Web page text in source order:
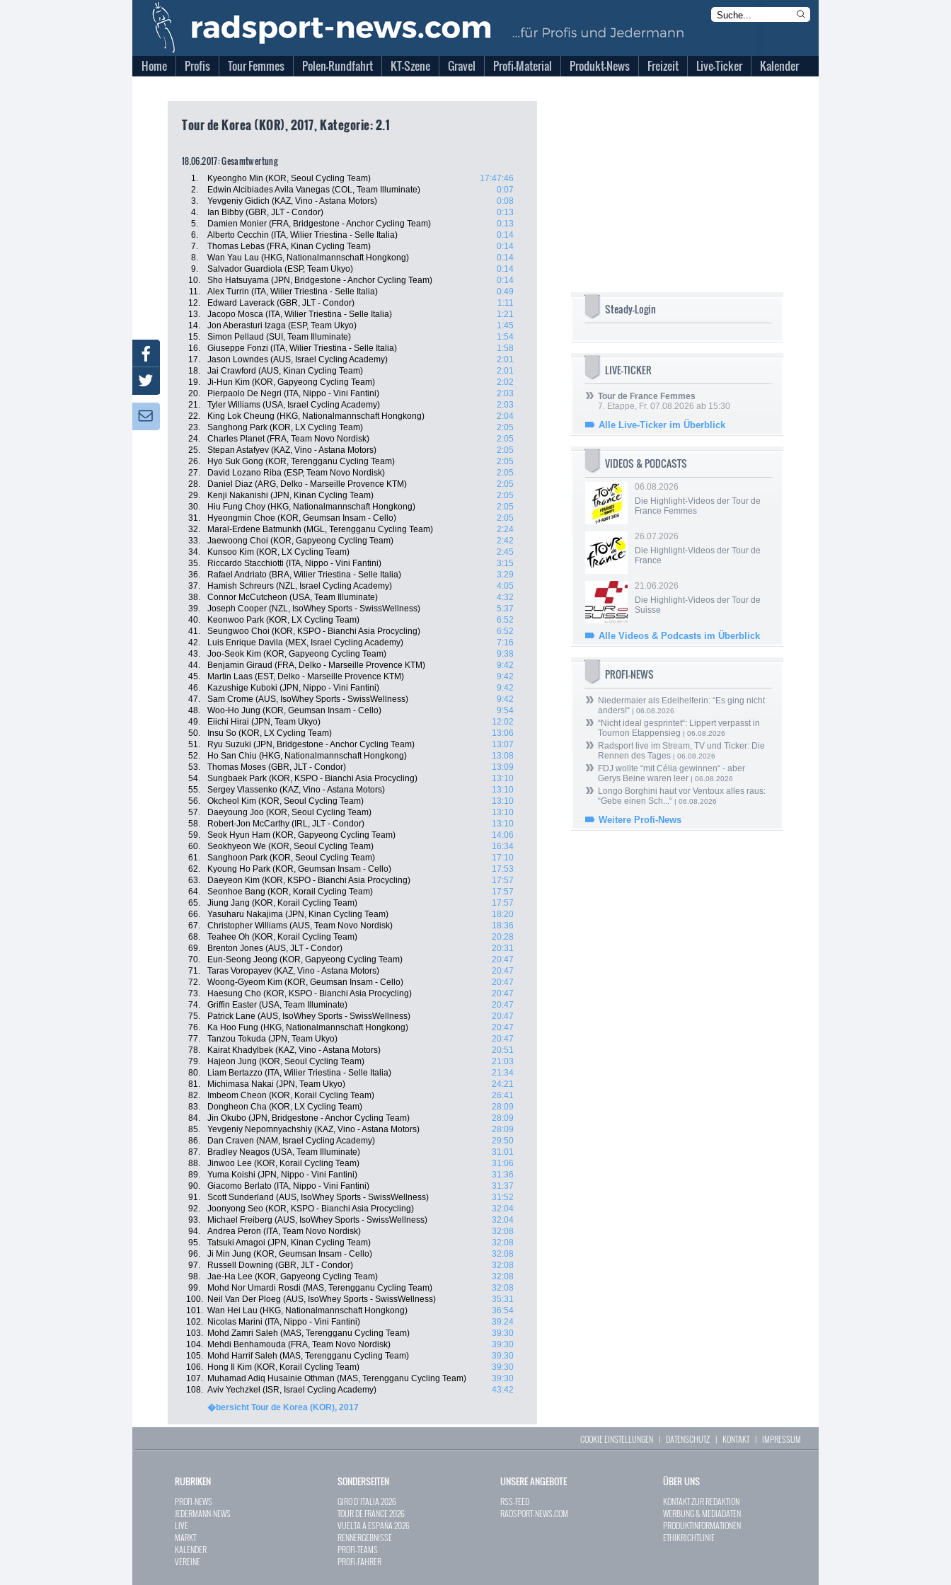
Home Profis Tour Femmes Polen-Rundfahrt KT-Szene Gravel Profi-Material Produkt-News Freizeit Live-Ticker Kalender
Tour de Korea (KOR), 2017, Kategorie: 2.1
18.06.2017: Gesamtwertung
1. Kyeongho Min (KOR, Seoul Cycling Team)
17:47:46
2.
Edwin Alcibiades Avila Vanegas (COL, Team Illuminate)
0:07
3.
Yevgeniy Gidich (KAZ, Vino - Astana Motors)
0:08
4.
Ian Bibby (GBR, JLT - Condor)
0:13
5.
Damien Monier (FRA, Bridgestone - Anchor Cycling Team)
0:13
6.
Alberto Cecchin (ITA, Wilier Triestina - Selle Italia)
0:14
7.
Thomas Lebas (FRA, Kinan Cycling Team)
0:14
8.
Wan Yau Lau (HKG, Nationalmannschaft Hongkong)
0:14
9.
Salvador Guardiola (ESP, Team Ukyo)
0:14
10.
Sho Hatsuyama (JPN, Bridgestone - Anchor Cycling Team)
0:14
11.
Alex Turrin (ITA, Wilier Triestina - Selle Italia)
0:49
12.
Edward Laverack (GBR, JLT - Condor)
1:11
13.
Jacopo Mosca (ITA, Wilier Triestina - Selle Italia)
1:21
14.
Jon Aberasturi Izaga (ESP, Team Ukyo)
1:45
15.
Simon Pellaud (SUI, Team Illuminate)
1:54
16.
Giuseppe Fonzi (ITA, Wilier Triestina - Selle Italia)
1:58
17.
Jason Lowndes (AUS, Israel Cycling Academy)
2:01
18.
Jai Crawford (AUS, Kinan Cycling Team)
2:01
19.
Ji-Hun Kim (KOR, Gapyeong Cycling Team)
2:02
20.
Pierpaolo De Negri (ITA, Nippo - Vini Fantini)
2:03
21.
Tyler Williams (USA, Israel Cycling Academy)
2:03
22.
King Lok Cheung (HKG, Nationalmannschaft Hongkong)
2:04
23.
Sanghong Park (KOR, LX Cycling Team)
2:05
24.
Charles Planet (FRA, Team Novo Nordisk)
2:05
25.
Stepan Astafyev (KAZ, Vino - Astana Motors)
2:05
26.
Hyo Suk Gong (KOR, Terengganu Cycling Team)
2:05
27.
David Lozano Riba (ESP, Team Novo Nordisk)
2:05
28.
Daniel Diaz (ARG, Delko - Marseille Provence KTM)
2:05
29.
Kenji Nakanishi (JPN, Kinan Cycling Team)
2:05
30.
Hiu Fung Choy (HKG, Nationalmannschaft Hongkong)
2:05
31.
Hyeongmin Choe (KOR, Geumsan Insam - Cello)
2:05
32.
Maral-Erdene Batmunkh (MGL, Terengganu Cycling Team)
2:24
33.
Jaewoong Choi (KOR, Gapyeong Cycling Team)
2:42
34.
Kunsoo Kim (KOR, LX Cycling Team)
2:45
35.
Riccardo Stacchiotti (ITA, Nippo - Vini Fantini)
3:15
36.
Rafael Andriato (BRA, Wilier Triestina - Selle Italia)
3:29
37.
Hamish Schreurs (NZL, Israel Cycling Academy)
4:05
38.
Connor McCutcheon (USA, Team Illuminate)
4:32
39.
Joseph Cooper (NZL, IsoWhey Sports - SwissWellness)
5:37
40.
Keonwoo Park (KOR, LX Cycling Team)
6:52
41.
Seungwoo Choi (KOR, KSPO - Bianchi Asia Procycling)
6:52
42.
Luis Enrique Davila (MEX, Israel Cycling Academy)
7:16
43.
Joo-Seok Kim (KOR, Gapyeong Cycling Team)
9:38
44.
Benjamin Giraud (FRA, Delko - Marseille Provence KTM)
9:42
45.
Martin Laas (EST, Delko - Marseille Provence KTM)
9:42
46.
Kazushige Kuboki (JPN, Nippo - Vini Fantini)
9:42
47.
Sam Crome (AUS, IsoWhey Sports - SwissWellness)
9:42
48.
Woo-Ho Jung (KOR, Geumsan Insam - Cello)
9:54
49.
Eiichi Hirai (JPN, Team Ukyo)
12:02
50.
Insu So (KOR, LX Cycling Team)
13:06
51.
Ryu Suzuki (JPN, Bridgestone - Anchor Cycling Team)
13:07
52.
Ho San Chiu (HKG, Nationalmannschaft Hongkong)
13:08
53.
Thomas Moses (GBR, JLT - Condor)
13:09
54.
Sungbaek Park (KOR, KSPO - Bianchi Asia Procycling)
13:10
55.
Sergey Vlassenko (KAZ, Vino - Astana Motors)
13:10
56.
Okcheol Kim (KOR, Seoul Cycling Team)
13:10
57.
Daeyoung Joo (KOR, Seoul Cycling Team)
13:10
58.
Robert-Jon McCarthy (IRL, JLT - Condor)
13:10
59.
Seok Hyun Ham (KOR, Gapyeong Cycling Team)
14:06
60.
Seokhyeon We (KOR, Seoul Cycling Team)
16:34
61.
Sanghoon Park (KOR, Seoul Cycling Team)
17:10
62.
Kyoung Ho Park (KOR, Geumsan Insam - Cello)
17:53
63.
Daeyeon Kim (KOR, KSPO - Bianchi Asia Procycling)
17:57
64.
Seonhoe Bang (KOR, Korail Cycling Team)
17:57
65.
Jiung Jang (KOR, Korail Cycling Team)
17:57
66.
Yasuharu Nakajima (JPN, Kinan Cycling Team)
18:20
67.
Christopher Williams (AUS, Team Novo Nordisk)
18:36
68.
Teahee Oh (KOR, Korail Cycling Team)
20:28
69.
Brenton Jones (AUS, JLT - Condor)
20:31
70.
Eun-Seong Jeong (KOR, Gapyeong Cycling Team)
20:47
71.
Taras Voropayev (KAZ, Vino - Astana Motors)
20:47
72.
Woong-Gyeom Kim (KOR, Geumsan Insam - Cello)
20:47
73.
Haesung Cho (KOR, KSPO - Bianchi Asia Procycling)
20:47
74.
Griffin Easter (USA, Team Illuminate)
20:47
75.
Patrick Lane (AUS, IsoWhey Sports - SwissWellness)
20:47
76.
Ka Hoo Fung (HKG, Nationalmannschaft Hongkong)
20:47
77.
Tanzou Tokuda (JPN, Team Ukyo)
20:47
78.
Kairat Khadylbek (KAZ, Vino - Astana Motors)
20:51
79.
Hajeon Jung (KOR, Seoul Cycling Team)
21:03
80.
Liam Bertazzo (ITA, Wilier Triestina - Selle Italia)
21:34
81.
Michimasa Nakai (JPN, Team Ukyo)
24:21
82.
Imbeom Cheon (KOR, Korail Cycling Team)
26:41
83.
Dongheon Cha (KOR, LX Cycling Team)
28:09
84.
Jin Okubo (JPN, Bridgestone - Anchor Cycling Team)
28:09
85.
Yevgeniy Nepomnyachshiy (KAZ, Vino - Astana Motors)
28:09
86.
Dan Craven (NAM, Israel Cycling Academy)
29:50
87.
Bradley Neagos (USA, Team Illuminate)
31:01
88.
Jinwoo Lee (KOR, Korail Cycling Team)
31:06
89.
Yuma Koishi (JPN, Nippo - Vini Fantini)
31:36
90.
Giacomo Berlato (ITA, Nippo - Vini Fantini)
31:37
91.
Scott Sunderland (AUS, IsoWhey Sports - SwissWellness)
31:52
92.
Joonyong Seo (KOR, KSPO - Bianchi Asia Procycling)
32:04
93.
Michael Freiberg (AUS, IsoWhey Sports - SwissWellness)
32:04
94.
Andrea Peron (ITA, Team Novo Nordisk)
32:08
95.
Tatsuki Amagoi (JPN, Kinan Cycling Team)
32:08
96.
Ji Min Jung (KOR, Geumsan Insam - Cello)
32:08
97.
Russell Downing (GBR, JLT - Condor)
32:08
98.
Jae-Ha Lee (KOR, Gapyeong Cycling Team)
32:08
99.
Mohd Nor Umardi Rosdi (MAS, Terengganu Cycling Team)
32:08
100.
Neil Van Der Ploeg (AUS, IsoWhey Sports - SwissWellness)
35:31
101. Wan Hei Lau (HKG, Nationalmannschaft Hongkong)
36:54
102.
Nicolas Marini (ITA, Nippo - Vini Fantini)
39:24
103.
Mohd Zamri Saleh (MAS, Terengganu Cycling Team)
39:30
104.
Mehdi Benhamouda (FRA, Team Novo Nordisk)
39:30
105.
Mohd Harrif Saleh (MAS, Terengganu Cycling Team)
39:30
106.
Hong Il Kim (KOR, Korail Cycling Team)
39:30
107.
Muhamad Adiq Husainie Othman (MAS, Terengganu Cycling Team)
39:30
108. Aviv Yechzkel (ISR, Israel Cycling Academy)
43:42
�bersicht Tour de Korea (KOR), 2017
Steady-Login
LIVE-TICKER
Tour de France Femmes
7. Etappe, Fr. 07.08.2026 ab 15:30
Alle Live-Ticker im Überblick
VIDEOS & PODCASTS
06.08.2026
Die Highlight-Videos der Tour de
France Femmes
26.07.2026
Die Highlight-Videos der Tour de
France
21.06.2026
Die Highlight-Videos der Tour de
Suisse
Alle Videos & Podcasts im Überblick
PROFI-NEWS
Niedermaier als Edelhelferin: “Es ging nicht
anders!“ | 06.08.2026
“Nicht ideal gesprintet“: Lippert verpasst in
Tournon Etappensieg | 06.08.2026
Radsport live im Stream, TV und Ticker: Die
Rennen des Tages | 06.08.2026
FDJ wollte “mit Célia gewinnen“ - aber
Gerys Beine waren leer | 06.08.2026
Longo Borghini haut vor Ventoux alles raus:
“Gebe einen Sch...“ | 06.08.2026
Weitere Profi-News
Facebook
Twitter
Newsletter:
COOKIE EINSTELLUNGEN | DATENSCHUTZ | KONTAKT| IMPRESSUM
RUBRIKEN
PROFI-NEWS
JEDERMANN-NEWS
LIVE
MARKT
KALENDER
VEREINE
SONDERSEITEN
GIRO D`ITALIA 2026
TOUR DE FRANCE 2026
VUELTA A ESPAÑA 2026
RENNERGEBNISSE
PROFI-TEAMS
PROFI-FAHRER
UNSERE ANGEBOTE
RSS-FEED
RADSPORT-NEWS.COM
ÜBER UNS
KONTAKT ZUR REDAKTION
WERBUNG & MEDIADATEN
PRODUKTINFORMATIONEN
ETHIKRICHTLINIE